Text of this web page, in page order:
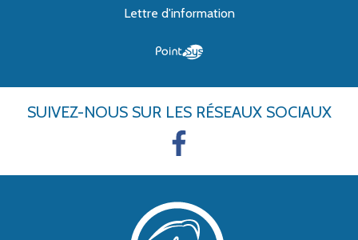
Lettre d'information
SUIVEZ-NOUS SUR LES RÉSEAUX SOCIAUX